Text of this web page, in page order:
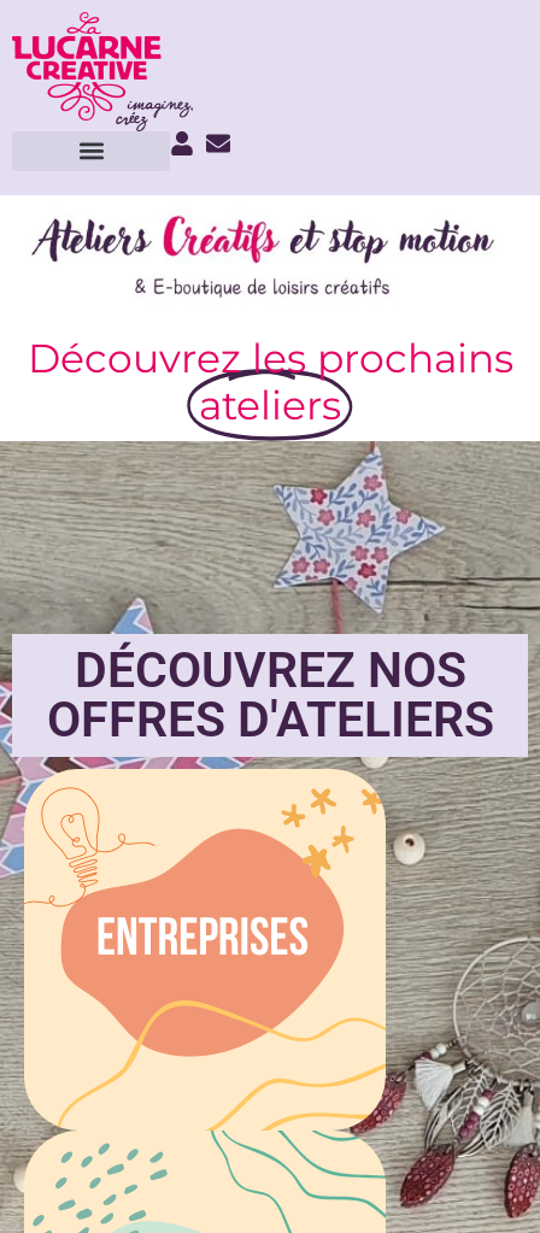
Découvrez les prochains
ateliers
DÉCOUVREZ NOS
OFFRES D'ATELIERS